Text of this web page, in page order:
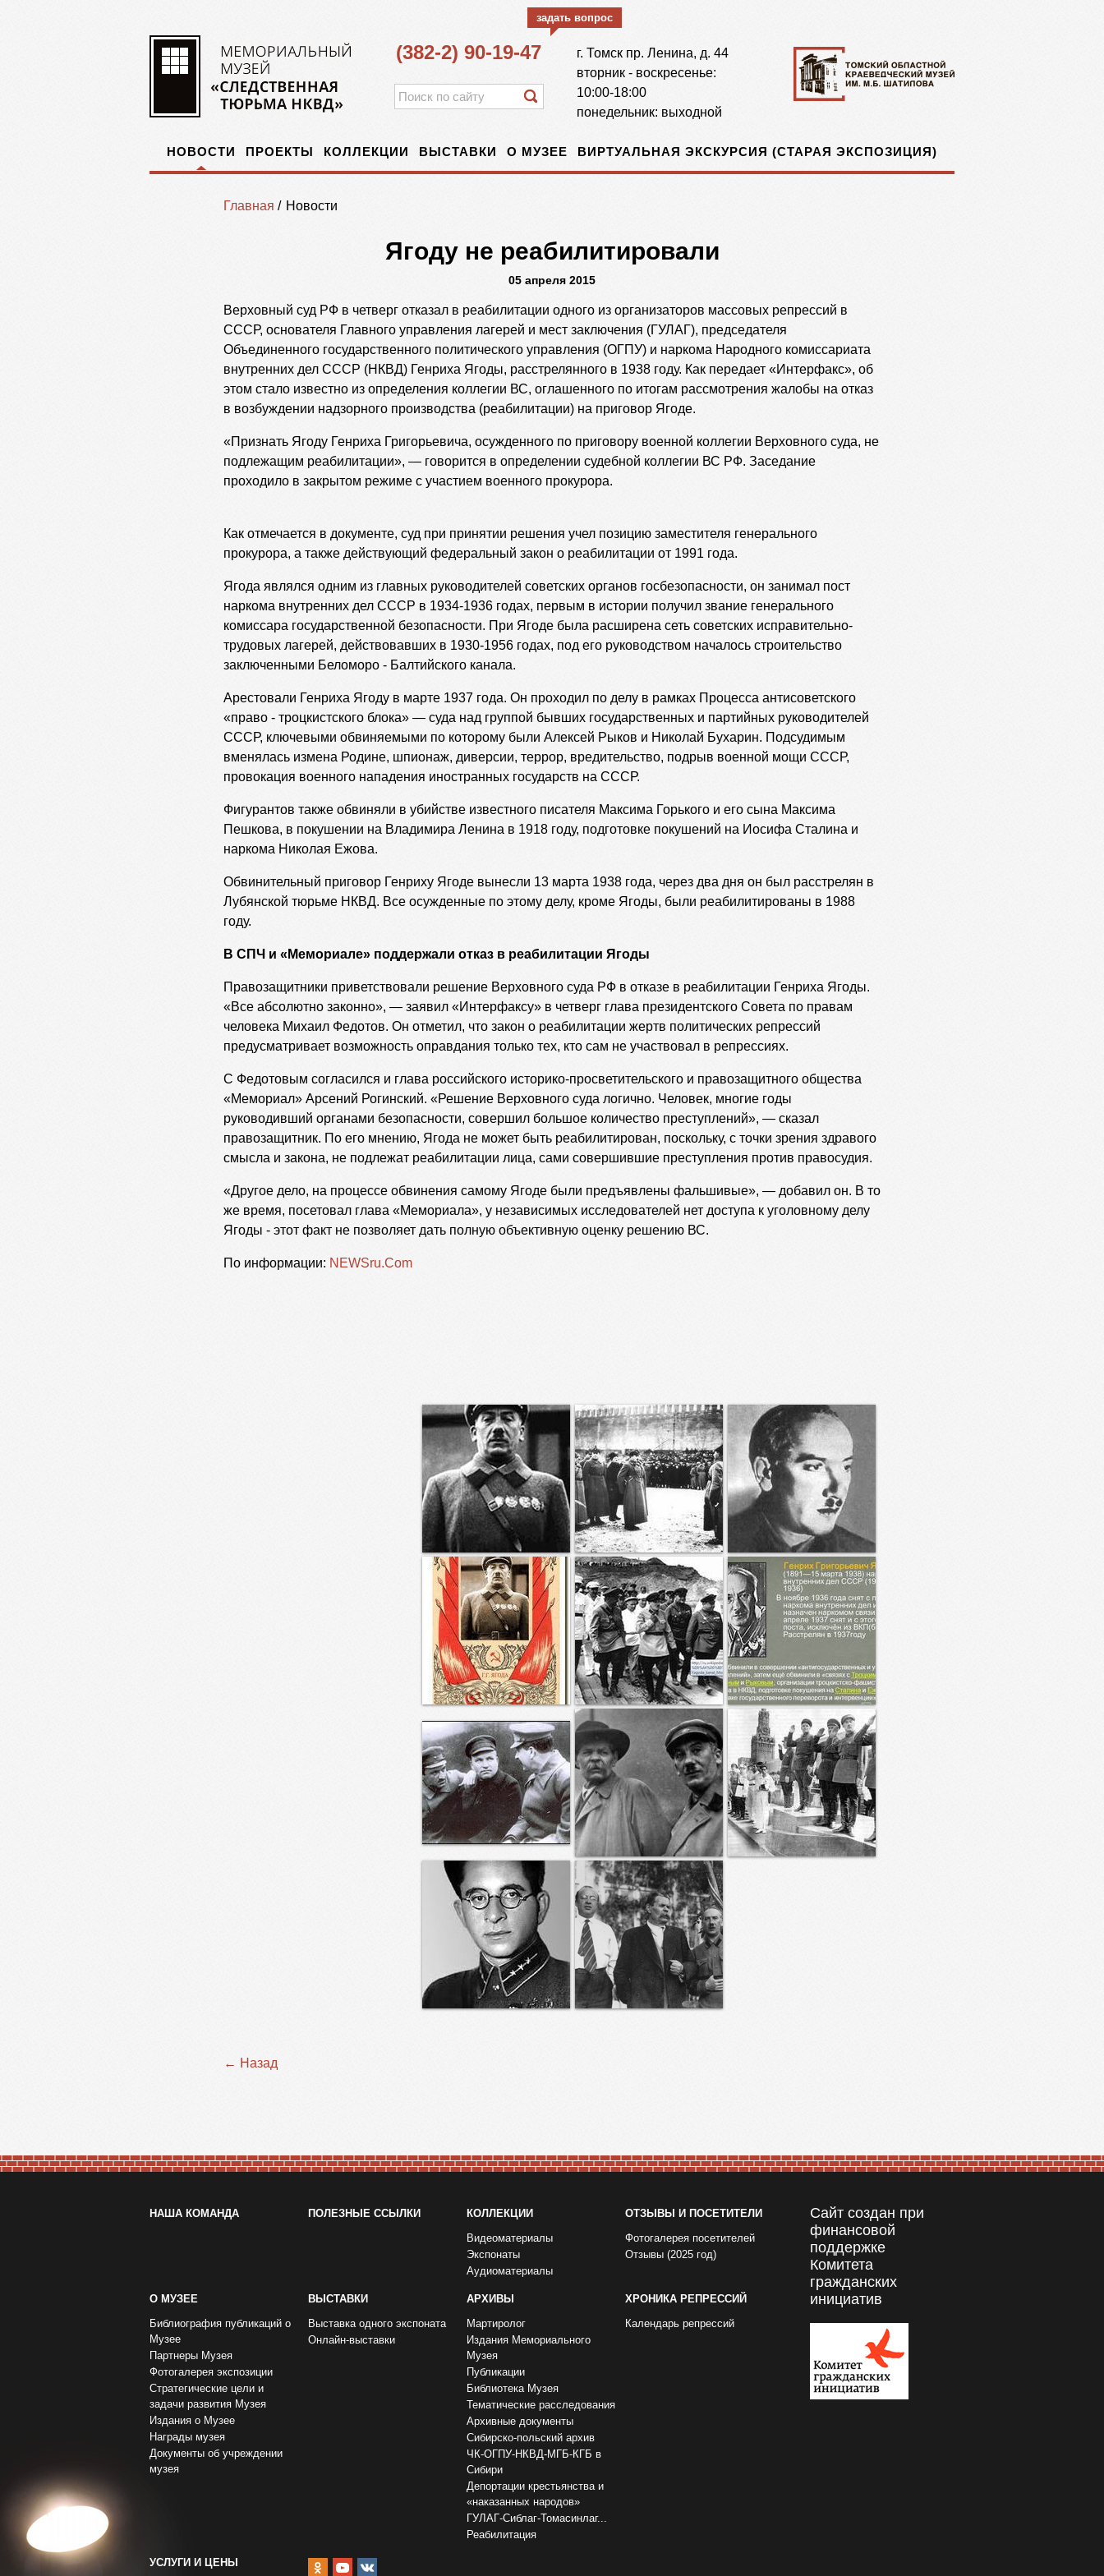
(382-2) 90-19-47
задать вопрос
НОВОСТИ ПРОЕКТЫ КОЛЛЕКЦИИ ВЫСТАВКИ О МУЗЕЕ ВИРТУАЛЬНАЯ ЭКСКУРСИЯ (СТАРАЯ ЭКСПОЗИЦИЯ)
г. Томск пр. Ленина, д. 44
вторник - воскресенье:
10:00-18:00
понедельник: выходной
Главная / Новости
Ягоду не реабилитировали
05 апреля 2015
Верховный суд РФ в четверг отказал в реабилитации одного из организаторов массовых репрессий в
СССР, основателя Главного управления лагерей и мест заключения (ГУЛАГ), председателя
Объединенного государственного политического управления (ОГПУ) и наркома Народного комиссариата
внутренних дел СССР (НКВД) Генриха Ягоды, расстрелянного в 1938 году. Как передает «Интерфакс», об
этом стало известно из определения коллегии ВС, оглашенного по итогам рассмотрения жалобы на отказ
в возбуждении надзорного производства (реабилитации) на приговор Ягоде.
«Признать Ягоду Генриха Григорьевича, осужденного по приговору военной коллегии Верховного суда, не
подлежащим реабилитации», — говорится в определении судебной коллегии ВС РФ. Заседание
проходило в закрытом режиме с участием военного прокурора.
Как отмечается в документе, суд при принятии решения учел позицию заместителя генерального
прокурора, а также действующий федеральный закон о реабилитации от 1991 года.
Ягода являлся одним из главных руководителей советских органов госбезопасности, он занимал пост
наркома внутренних дел СССР в 1934-1936 годах, первым в истории получил звание генерального
комиссара государственной безопасности. При Ягоде была расширена сеть советских исправительно-
трудовых лагерей, действовавших в 1930-1956 годах, под его руководством началось строительство
заключенными Беломоро - Балтийского канала.
Арестовали Генриха Ягоду в марте 1937 года. Он проходил по делу в рамках Процесса антисоветского
«право - троцкистского блока» — суда над группой бывших государственных и партийных руководителей
СССР, ключевыми обвиняемыми по которому были Алексей Рыков и Николай Бухарин. Подсудимым
вменялась измена Родине, шпионаж, диверсии, террор, вредительство, подрыв военной мощи СССР,
провокация военного нападения иностранных государств на СССР.
Фигурантов также обвиняли в убийстве известного писателя Максима Горького и его сына Максима
Пешкова, в покушении на Владимира Ленина в 1918 году, подготовке покушений на Иосифа Сталина и
наркома Николая Ежова.
Обвинительный приговор Генриху Ягоде вынесли 13 марта 1938 года, через два дня он был расстрелян в
Лубянской тюрьме НКВД. Все осужденные по этому делу, кроме Ягоды, были реабилитированы в 1988
году.
В СПЧ и «Мемориале» поддержали отказ в реабилитации Ягоды
Правозащитники приветствовали решение Верховного суда РФ в отказе в реабилитации Генриха Ягоды.
«Все абсолютно законно», — заявил «Интерфаксу» в четверг глава президентского Совета по правам
человека Михаил Федотов. Он отметил, что закон о реабилитации жертв политических репрессий
предусматривает возможность оправдания только тех, кто сам не участвовал в репрессиях.
С Федотовым согласился и глава российского историко-просветительского и правозащитного общества
«Мемориал» Арсений Рогинский. «Решение Верховного суда логично. Человек, многие годы
руководивший органами безопасности, совершил большое количество преступлений», — сказал
правозащитник. По его мнению, Ягода не может быть реабилитирован, поскольку, с точки зрения здравого
смысла и закона, не подлежат реабилитации лица, сами совершившие преступления против правосудия.
«Другое дело, на процессе обвинения самому Ягоде были предъявлены фальшивые», — добавил он. В то
же время, посетовал глава «Мемориала», у независимых исследователей нет доступа к уголовному делу
Ягоды - этот факт не позволяет дать полную объективную оценку решению ВС.
По информации: NEWSru.Com
← Назад
НАША КОМАНДА ПОЛЕЗНЫЕ ССЫЛКИ
КОЛЛЕКЦИИ
Видеоматериалы
Экспонаты
Аудиоматериалы
ОТЗЫВЫ И ПОСЕТИТЕЛИ
Фотогалерея посетителей
Отзывы (2025 год)
О МУЗЕЕ
Библиография публикаций о
Музее
Партнеры Музея
Фотогалерея экспозиции
Стратегические цели и
задачи развития Музея
Издания о Музее
Награды музея
Документы об учреждении
музея
ВЫСТАВКИ
Выставка одного экспоната
Онлайн-выставки
АРХИВЫ
Мартиролог
Издания Мемориального
Музея
Публикации
Библиотека Музея
Тематические расследования
Архивные документы
Сибирско-польский архив
ЧК-ОГПУ-НКВД-МГБ-КГБ в
Сибири
Депортации крестьянства и
«наказанных народов»
ГУЛАГ-Сиблаг-Томасинлаг...
Реабилитация
ХРОНИКА РЕПРЕССИЙ
Календарь репрессий
УСЛУГИ И ЦЕНЫ
Сайт создан при
финансовой
поддержке
Комитета
гражданских
инициатив